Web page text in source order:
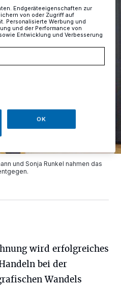
und Sonja Runkel nahmen das
wird erfolgreiches
bei der
Wandels
Endgeräteeigenschaften zur
von oder Zugriff auf
Personalisierte Werbung und
und der Performance von
Entwicklung und Verbesserung
OK